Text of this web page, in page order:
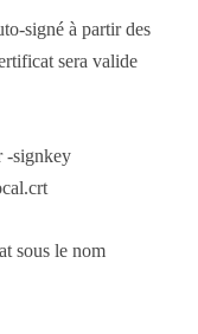
signé à partir des
sera valide
-signkey
sous le nom